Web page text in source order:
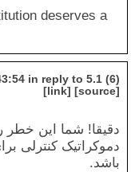
system, the
the powers of
states, and
and distributed
J. (1999).
should be
history, culture,
deserves a
in reply to 5.1
[link] [source]
دقیقا! شما این خطر
دموکراتیک کنترلی
باشد.